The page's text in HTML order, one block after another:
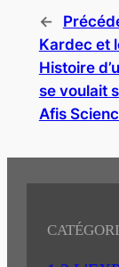
←
Kardec et
Histoire
se voulait
Afis